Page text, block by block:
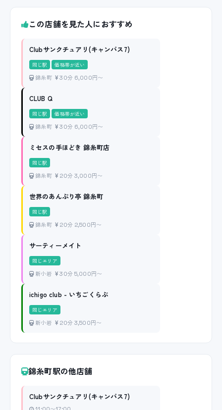
この店舗を見た人におすすめ
Clubサンクチュアリ(キャンパス7)
同じ駅 価格帯が近い
錦糸町 30分 6,000円〜
CLUB Q
同じ駅 価格帯が近い
錦糸町 30分 6,000円〜
ミセスの手ほどき 錦糸町店
同じ駅
錦糸町 20分 3,000円〜
世界のあんぷり亭 錦糸町
同じ駅
錦糸町 20分 2,500円〜
サーティーメイト
同じエリア
新小岩 30分 5,000円〜
ichigo club - いちごくらぶ
同じエリア
新小岩 20分 3,500円〜
錦糸町駅の他店舗
Clubサンクチュアリ(キャンパス7)